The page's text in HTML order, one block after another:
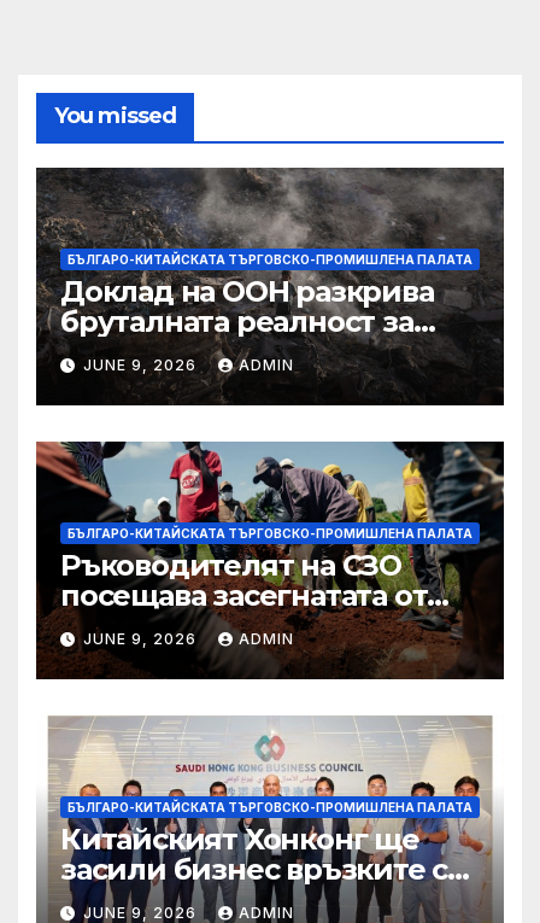
You missed
БЪЛГАРО-КИТАЙСКАТА ТЪРГОВСКО-ПРОМИШЛЕНА ПАЛАТА
Доклад на ООН разкрива
бруталната реалност за
палестинците в Газа,
Западния бряг
JUNE 9, 2026 ADMIN
БЪЛГАРО-КИТАЙСКАТА ТЪРГОВСКО-ПРОМИШЛЕНА ПАЛАТА
Ръководителят на СЗО
посещава засегнатата от
Ебола Уганда, след като
вирусът се разпространява
от ДРК
JUNE 9, 2026 ADMIN
БЪЛГАРО-КИТАЙСКАТА ТЪРГОВСКО-ПРОМИШЛЕНА ПАЛАТА
Китайският Хонконг ще
засили бизнес връзките си
със Саудитска Арабия
JUNE 9, 2026 ADMIN